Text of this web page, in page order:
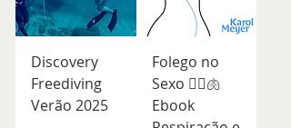
Discovery
Freediving
Verão 2025
Folego no
Sexo ❤️‍🔥🫁
Ebook